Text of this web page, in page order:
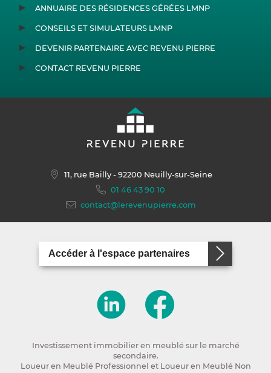
ANNUAIRE DES RÉSIDENCES GÉRÉES LMNP
CONSEILS ET SIMULATEURS LMNP
DEVENIR PARTENAIRE AVEC REVENU PIERRE
CONTACT REVENU PIERRE
11, rue Bailly- 92200 Neuilly-sur-Seine
01 46 43 90 10
contact@lerevenupierre.com
Accéder à l'espace partenaires
Investissement immobilier en meublé sur le marché
secondaire.
Loueur en Meublé Professionnel et Loueur en Meublé Non